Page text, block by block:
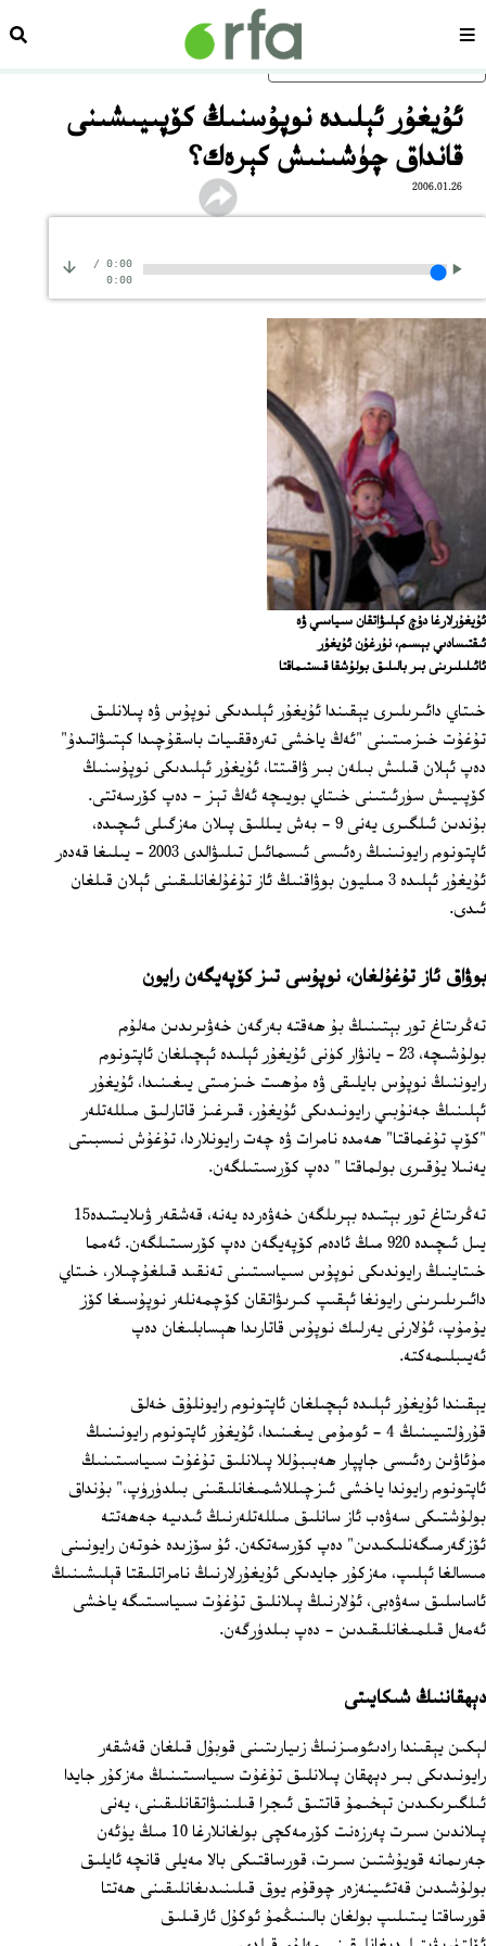
ئاساسلىق مەزمۇنغا ئاتلاڭسەھىپە
ئۇيغۇر ئېلىدە نوپۇسنىڭ كۆپىيىشىنى
قانداق چۈشىنىش كېرەك؟
2006.01.26
0:00
/
0:00
ئۇيغۇرلارغا دۇچ كېلىۋاتقان سىياسىي ۋە
ئىقتىسادىي بېسىم، نۇرغۇن ئۇيغۇر
ئائىلىلىرىنى بىر بالىلىق بولۇشقا قىستىماقتا
خىتاي دائىرىلىرى يېقىندا ئۇيغۇر ئېلىدىكى نوپۇس ۋە پىلانلىق
تۇغۇت خىزمىتىنى "ئەڭ ياخشى تەرەققىيات باسقۇچىدا كېتىۋاتىدۇ"
دەپ ئېلان قىلىش بىلەن بىر ۋاقىتتا، ئۇيغۇر ئېلىدىكى نوپۇسنىڭ
كۆپىيىش سۈرئىتىنى خىتاي بويىچە ئەڭ تېز - دەپ كۆرسەتتى.
بۇندىن ئىلگىرى يەنى 9 ‏- بەش يىللىق پىلان مەزگىلى ئىچىدە،
ئاپتونوم رايونىنىڭ رەئىسى ئىسمائىل تىلىۋالدى 2003 - يىلىغا قەدەر
ئۇيغۇر ئېلىدە 3 مىليون بوۋاقنىڭ ئاز تۇغۇلغانلىقىنى ئېلان قىلغان
ئىدى.
بوۋاق ئاز تۇغۇلغان، نوپۇسى تىز كۆپەيگەن رايون
تەڭرىتاغ تور بېتىنىڭ بۇ ھەقتە بەرگەن خەۋىرىدىن مەلۇم
بولۇشىچە، 23 ‏- يانۋار كۈنى ئۇيغۇر ئېلىدە ئېچىلغان ئاپتونوم
رايوننىڭ نوپۇس بايلىقى ۋە مۇھىت خىزمىتى يىغىنىدا، ئۇيغۇر
ئېلىنىڭ جەنۇبىي رايونىدىكى ئۇيغۇر، قىرغىز قاتارلىق مىللەتلەر
"كۆپ تۇغماقتا" ھەمدە نامرات ۋە چەت رايونلاردا، تۇغۇش نىسبىتى
يەنىلا يۇقىرى بولماقتا " دەپ كۆرسىتىلگەن.
تەڭرىتاغ تور بېتىدە بېرىلگەن خەۋەردە يەنە، قەشقەر ۋىلايىتىدە15
يىل ئىچىدە 920 مىڭ ئادەم كۆپەيگەن دەپ كۆرسىتىلگەن. ئەمما
خىتاينىڭ رايوندىكى نوپۇس سىياسىتىنى تەنقىد قىلغۇچىلار، خىتاي
دائىرىلىرىنى رايونغا ئېقىپ كىرىۋاتقان كۆچمەنلەر نوپۇسىغا كۆز
يۇمۇپ، ئۇلارنى يەرلىك نوپۇس قاتارىدا ھېسابلىغان دەپ
ئەيىبلىمەكتە.
يېقىندا ئۇيغۇر ئېلىدە ئېچىلغان ئاپتونوم رايونلۇق خەلق
قۇرۇلتىيىنىڭ 4 - ئومۇمى يىغىنىدا، ئۇيغۇر ئاپتونوم رايونىنىڭ
مۇئاۋىن رەئىسى جاپپار ھەبىبۇللا پىلانلىق تۇغۇت سىياسىتىنىڭ
ئاپتونوم رايوندا ياخشى ئىزچىللاشمىغانلىقىنى بىلدۈرۈپ،" بۇنداق
بولۇشتىكى سەۋەب ئاز سانلىق مىللەتلەرنىڭ ئىدىيە جەھەتتە
ئۆزگەرمىگەنلىكىدىن" دەپ كۆرسەتكەن. ئۇ سۆزىدە خوتەن رايونىنى
مىسالغا ئېلىپ، مەزكۇر جايدىكى ئۇيغۇرلارنىڭ نامراتلىقتا قېلىشىنىڭ
ئاساسلىق سەۋەبى، ئۇلارنىڭ پىلانلىق تۇغۇت سىياسىتىگە ياخشى
ئەمەل قىلمىغانلىقىدىن ‏- دەپ بىلدۈرگەن.
دېھقاننىڭ شىكايىتى
لېكىن يېقىندا رادىئومىزنىڭ زىيارىتىنى قوبۇل قىلغان قەشقەر
رايونىدىكى بىر دېھقان پىلانلىق تۇغۇت سىياسىتىنىڭ مەزكۇر جايدا
ئىلگىرىكىدىن تېخىمۇ قاتتىق ئىجرا قىلىنىۋاتقانلىقىنى، يەنى
پىلاندىن سىرت پەرزەنت كۆرمەكچى بولغانلارغا 10 مىڭ يۈئەن
جەرىمانە قويۇشتىن سىرت، قورساقتىكى بالا مەيلى قانچە ئايلىق
بولۇشىدىن قەتئىينەزەر چوقۇم يوق قىلىنىدىغانلىقىنى ھەتتا
قورساقتا يىتىلىپ بولغان بالىنىڭمۇ ئوكۇل ئارقىلىق